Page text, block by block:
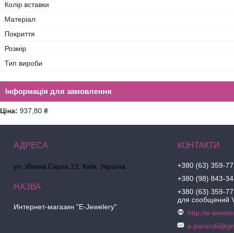
Колір вставки
Матеріал
Покриття
Розмір
Тип вироби
Інформація для замовлення
Ціна: 937,80 ₴
ул. Ивана Сирка 13, Київ, Україна
Интернет-магазин "E-Jewelery"
+380 (63) 359-
+380 (98) 843-
+380 (63) 359-
для сообщений
http://e-